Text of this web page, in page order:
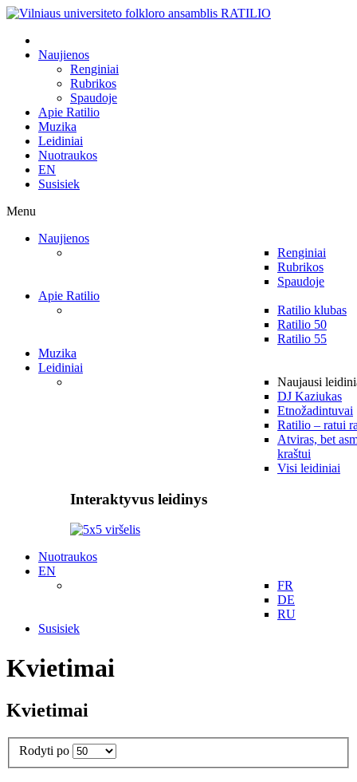
Naujienos
Renginiai
Rubrikos
Spaudoje
Apie Ratilio
Muzika
Leidiniai
Nuotraukos
EN
Susisiek
Menu
Naujienos
Renginiai
Rubrikos
Spaudoje
Apie Ratilio
Ratilio klubas
Ratilio 50
Ratilio 55
Muzika
Leidiniai
Naujausi
DJ Kaziukas
Etnožadintuvai
Ratilio – ratui
Atviras, bet
kraštui
Visi leidiniai
Interaktyvus leidinys
Nuotraukos
EN
FR
DE
RU
Susisiek
Kvietimai
Kvietimai
Rodyti po